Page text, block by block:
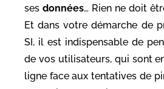
ses données… Rien ne doit
Et dans votre démarche de
SI, il est indispensable de
de vos utilisateurs, qui sont
ligne face aux tentatives de